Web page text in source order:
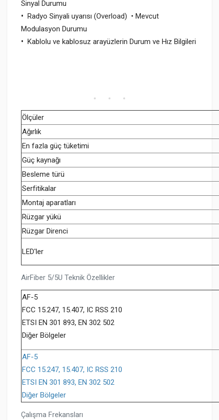
Sinyal Durumu
• Radyo Sinyali uyarısı (Overload) • Mevcut
Modulasyon Durumu
• Kablolu ve kablosuz arayüzlerin Durum ve Hız Bilgileri
AirFiber 5/5U Teknik Özellikler
Ölçüler
Ağırlık
En fazla güç tüketimi
Güç kaynağı
Besleme türü
Serfitikalar
Montaj aparatları
Rüzgar yükü
Rüzgar Direnci
LED'ler
Çalışma Frekansları
AF-5
FCC 15.247, 15.407, IC RSS 210
ETSI EN 301 893, EN 302 502
Diğer Bölgeler
AF-5
FCC 15.247, 15.407, IC RSS 210
ETSI EN 301 893, EN 302 502
Diğer Bölgeler